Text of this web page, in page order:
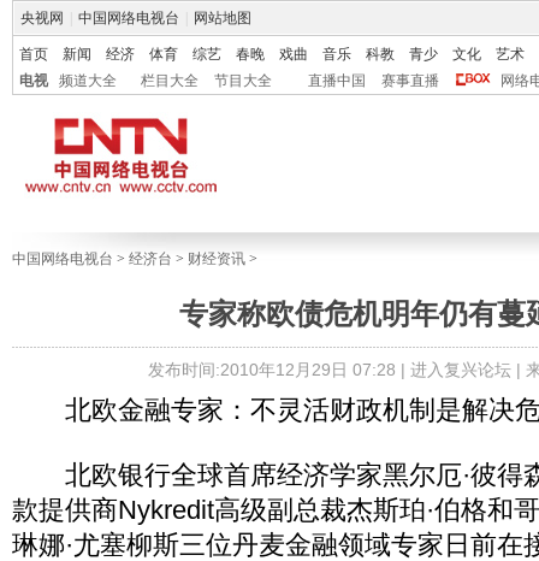
央视网 中国网络电视台 网站地图
首页 新闻 经济 体育 综艺 春晚 戏曲 音乐 科教 青少 文化
艺术
电视
频道大全 栏目大全 节目大全 直播中国 赛事直播 网络
中国网络电视台 > 经济台 > 财经资讯 >
专家称欧债危机明年仍有蔓
发布时间:2010年12月29日 07:28 | 进入复兴论坛|
北欧金融专家：不灵活财政机制是解决
北欧银行全球首席经济学家黑尔厄·彼得
款提供商Nykredit高级副总裁杰斯珀·伯格和
琳娜·尤塞柳斯三位丹麦金融领域专家日前在